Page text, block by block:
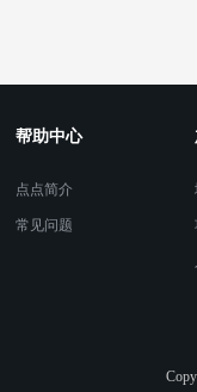
帮助中心
点点简介
常见问题